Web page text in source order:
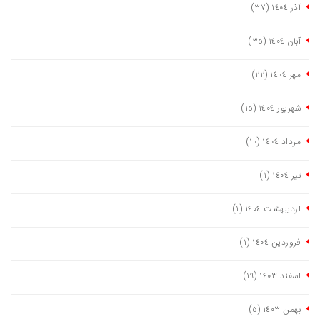
آذر ١٤٠٤ (٣٧)
آبان ١٤٠٤ (٣٥)
مهر ١٤٠٤ (٢٢)
شهریور ١٤٠٤ (١٥)
مرداد ١٤٠٤ (١٠)
تیر ١٤٠٤ (١)
اردیبهشت ١٤٠٤ (١)
فروردین ١٤٠٤ (١)
اسفند ١٤٠٣ (١٩)
بهمن ١٤٠٣ (٥)